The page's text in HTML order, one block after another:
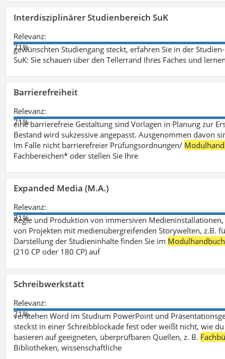
Interdisziplinärer Studienbereich SuK
Relevanz:
71%
gewünschten Studiengang steckt, erfahren Sie in der
SuK: Sie schauen über den Tellerrand Ihres Faches und
Barrierefreiheit
Relevanz:
71%
eine barrierefreie Gestaltung sind Vorlagen in Planung zur
Bestand wird sukzessive angepasst. Ausgenommen davon
Im Falle nicht barrierefreier Prüfungsordnungen/
Fachbereichen* oder stellen Sie Ihre
Expanded Media (M.A.)
Relevanz:
71%
Regie und Produktion von immersiven
von Projekten mit medienübergreifenden Storywelten, z.B.
Darstellung der Studieninhalte finden Sie im Modulhandbuch
(210 CP oder 180 CP) auf
Schreibwerkstatt
Relevanz:
71%
verstehen Word im Studium PowerPoint und
steckst in einer Schreibblockade fest oder weißt nicht, wie
basieren auf geeigneten, überprüfbaren Quellen, z. B.
Bibliotheken, wissenschaftliche